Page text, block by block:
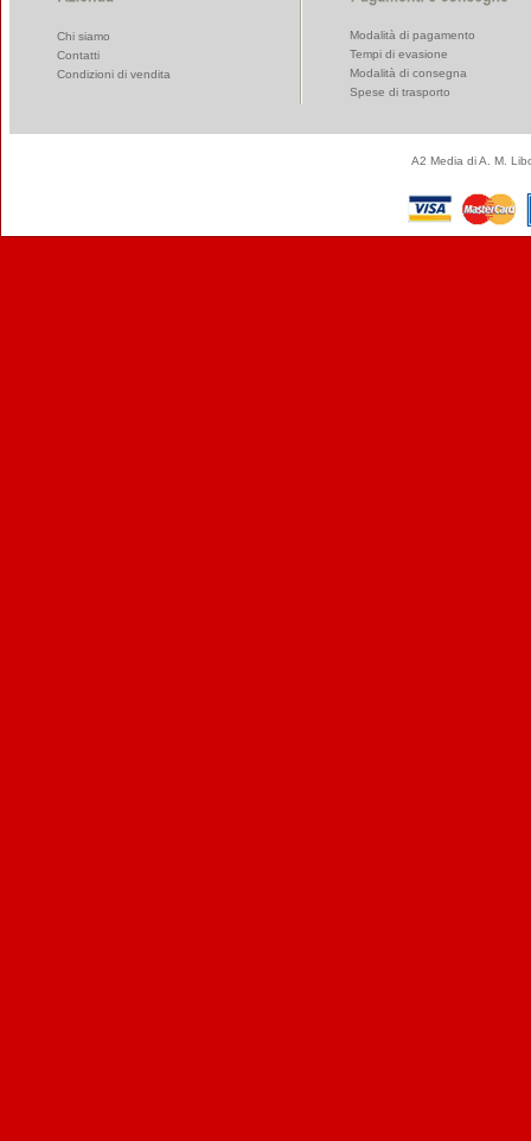
Chi siamo
Contatti
Condizioni di vendita
Modalità di pagamento
Tempi di evasione
Modalità di consegna
Spese di trasporto
A2 Media di A. M.